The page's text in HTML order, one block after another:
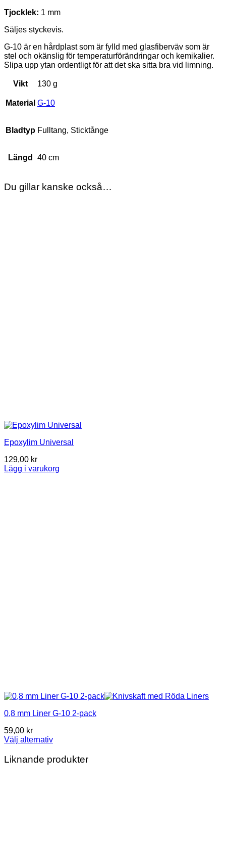
Tjocklek: 1 mm
Säljes styckevis.
G-10 är en hårdplast som är fylld med glasfiberväv som är
stel och okänslig för temperaturförändringar och kemikalier.
Slipa upp ytan ordentligt för att det ska sitta bra vid limning.
Vikt 130 g
Material G-10
Bladtyp Fulltang, Sticktånge
Längd 40 cm
Du gillar kanske också…
Epoxylim Universal
129,00 kr
Lägg i varukorg
0,8 mm Liner G-10 2-pack
59,00 kr
Välj alternativ
product
Liknande produkter